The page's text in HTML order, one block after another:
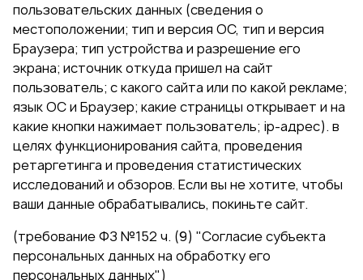
пользовательских данных (сведения о
местоположении; тип и версия ОС, тип и версия
Браузера; тип устройства и разрешение его
экрана; источник откуда пришел на сайт
пользователь; с какого сайта или по какой рекламе;
язык ОС и Браузер; какие страницы открывает и на
какие кнопки нажимает пользователь; ip-адрес). в
целях функционирования сайта, проведения
ретаргетинга и проведения статистических
исследований и обзоров. Если вы не хотите, чтобы
ваши данные обрабатывались, покиньте сайт.
(требование ФЗ №152 ч. (9) "Согласие субъекта
персональных данных на обработку его
персональных данных")